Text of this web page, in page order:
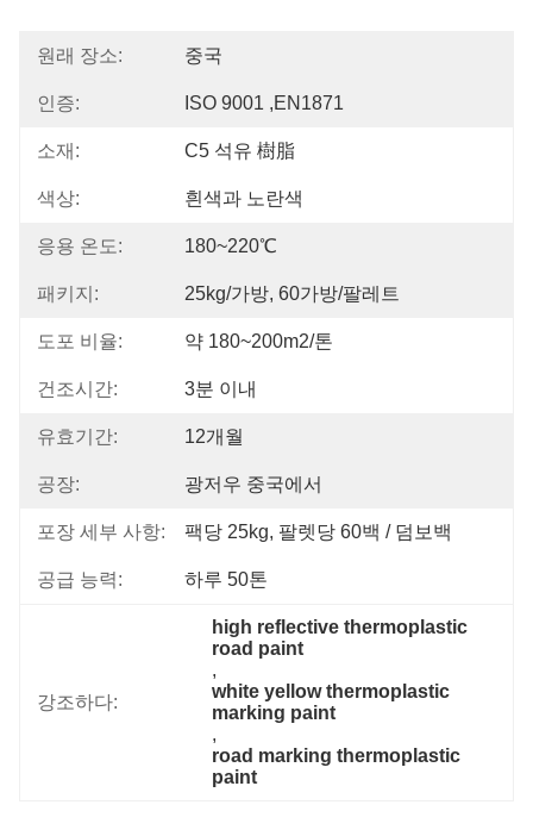
원래 장소: 중국
인증: ISO 9001 ,EN1871
소재: C5 석유 樹脂
색상: 흰색과 노란색
응용 온도: 180~220℃
패키지: 25kg/가방, 60가방/팔레트
도포 비율: 약 180~200m2/톤
건조시간: 3분 이내
유효기간: 12개월
공장: 광저우 중국에서
포장 세부 사항: 팩당 25kg, 팔렛당 60백 / 덤보백
공급 능력: 하루 50톤
강조하다:
high reflective thermoplastic
road paint
,
white yellow thermoplastic
marking paint
,
road marking thermoplastic
paint